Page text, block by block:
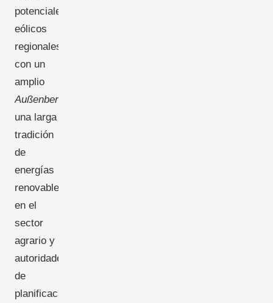
potenciales
eólicos
regionales
con un
amplio
Außenbereich
una larga
tradición
de
energías
renovables
en el
sector
agrario y
autoridades
de
planificación